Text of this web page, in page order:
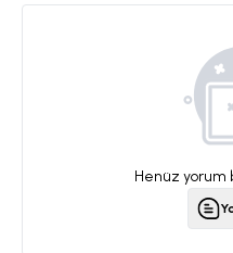
Henüz yorum